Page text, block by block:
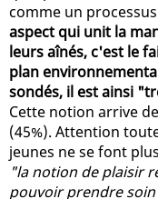
comme un
aspect qui unit la
leurs aînés, c'est le
plan
sondés, il est ainsi
Cette notion arrive
(45%). Attention
jeunes ne se font
"la notion de plaisir
pouvoir prendre